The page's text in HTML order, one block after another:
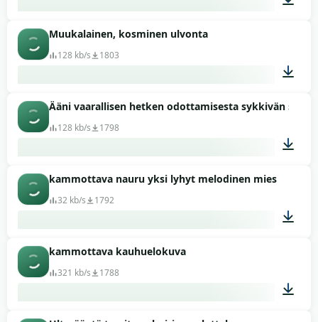
Muukalainen, kosminen ulvonta
128 kb/s 1803
00:09
Ääni vaarallisen hetken odottamisesta sykkivän
128 kb/s 1798
01:26
kammottava nauru yksi lyhyt melodinen mies
32 kb/s 1792
kammottava kauhuelokuva
321 kb/s 1788